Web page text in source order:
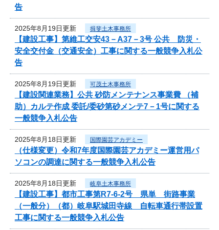
告
2025年8月19日更新 揖斐土木事務所
【建設工事】第維工交安43－A37－3号 公共 防災・
安全交付金（交通安全）工事に関する一般競争入札公
告
2025年8月19日更新 可茂土木事務所
【建設関連業務】公共 砂防メンテナンス事業費 （補
助）カルテ作成 委託/委砂第砂メンテ7－1号に関する
一般競争入札公告
2025年8月18日更新 国際園芸アカデミー
（仕様変更）令和7年度国際園芸アカデミー運営用パ
ソコンの調達に関する一般競争入札公告
2025年8月18日更新 岐阜土木事務所
【建設工事】都市工事第R7-6-2号 県単 街路事業
（一般分）（都）岐阜駅城田寺線 自転車通行帯設置
工事に関する一般競争入札公告